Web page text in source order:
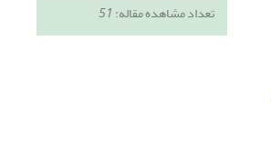
تعداد مشاهده مقاله:51